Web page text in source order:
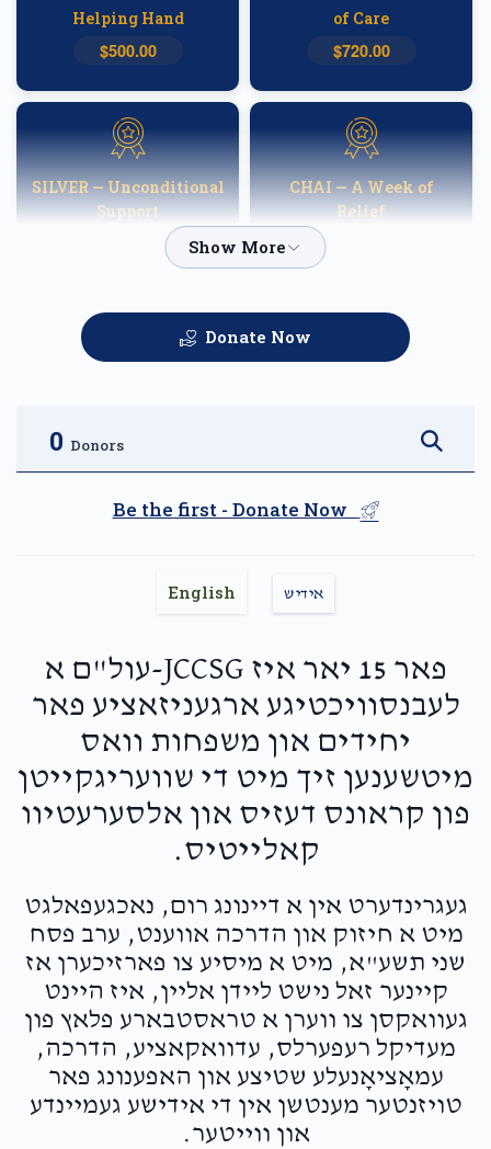
Helping Hand
$500.00
of Care
$720.00
SILVER — Unconditional
Support
CHAI — A Week of
Relief
$1,800.00
Donate Now
0 Donors
Be the first - Donate Now
English אידיש
פאר 15 יאר איז JCCSG-עול"ם א
לעבנסוויכטיגע ארגעניזאציע פאר
יחידים און משפחות וואס
מיטשענען זיך מיט די שוועריגקייטן
פון קראונס דעזיס און אלסערעטיוו
קאלייטיס.
געגרינדערט אין א דיינונג רום, נאכגעפאלגט
מיט א חיזוק און הדרכה אווענט, ערב פסח
שני תשע"א, מיט א מיסיע צו פארזיכערן אז
קיינער זאל נישט ליידן אליין, איז היינט
געוואקסן צו ווערן א טראסטבארע פלאץ פון
מעדיקל רעפערלס, עדוואקאציע, הדרכה,
עמאָציאָנעלע שטיצע און האפענונג פאר
טויזנטער מענטשן אין די אידישע געמיינדע
און ווייטער.